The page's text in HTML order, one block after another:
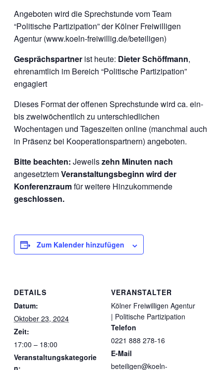
Angeboten wird die Sprechstunde vom Team
“Politische Partizipation” der Kölner Freiwilligen
Agentur (www.koeln-freiwillig.de/beteiligen)
Gesprächspartner ist heute: Dieter Schöffmann,
ehrenamtlich im Bereich “Politische Partizipation”
engagiert
Dieses Format der offenen Sprechstunde wird ca. ein-
bis zweiwöchentlich zu unterschiedlichen
Wochentagen und Tageszeiten online (manchmal auch
in Präsenz bei Kooperationspartnern) angeboten.
Bitte beachten: Jeweilszehn Minuten nach
angesetztemVeranstaltungsbeginn wird der
Konferenzraumfür weitere Hinzukommende
geschlossen.
Zum Kalender hinzufügen
DETAILS
Datum:
Oktober 23, 2024
Zeit:
17:00 – 18:00
Veranstaltungskategorie
n:
VERANSTALTER
Kölner Freiwilligen Agentur
| Politische Partizipation
Telefon
0221 888 278-16
E-Mail
beteiligen@koeln-